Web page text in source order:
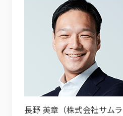
長野 英章（株式会社サム